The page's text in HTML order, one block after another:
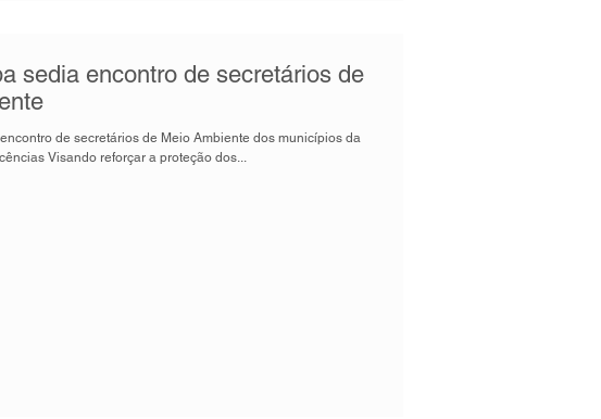
sedia encontro de secretários de
de secretários de Meio Ambiente dos municípios da
Visando reforçar a proteção dos...